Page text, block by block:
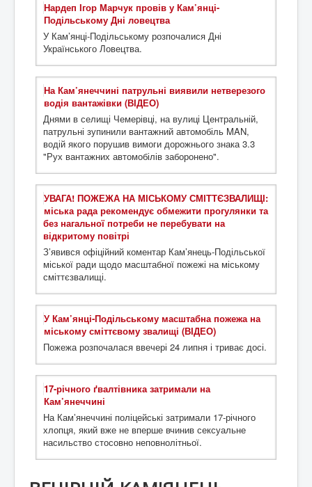
Нардеп Ігор Марчук провів у Кам’янці-
Подільському Дні ловецтва
У Кам’янці-Подільському розпочалися Дні
Українського Ловецтва.
На Кам’янеччині патрульні виявили нетверезого
водія вантажівки (ВІДЕО)
Днями в селищі Чемерівці, на вулиці Центральній,
патрульні зупинили вантажний автомобіль MAN,
водій якого порушив вимоги дорожнього знака 3.3
"Рух вантажних автомобілів заборонено".
УВАГА! ПОЖЕЖА НА МІСЬКОМУ СМІТТЄЗВАЛИЩІ:
міська рада рекомендує обмежити прогулянки та
без нагальної потреби не перебувати на
відкритому повітрі
З’явився офіційний коментар Кам’янець-Подільської
міської ради щодо масштабної пожежі на міському
сміттєзвалищі.
У Кам’янці-Подільському масштабна пожежа на
міському сміттєвому звалищі (ВІДЕО)
Пожежа розпочалася ввечері 24 липня і триває досі.
17-річного ґвалтівника затримали на
Кам’янеччині
На Камʼянеччині поліцейські затримали 17-річного
хлопця, який вже не вперше вчинив сексуальне
насильство стосовно неповнолітньої.